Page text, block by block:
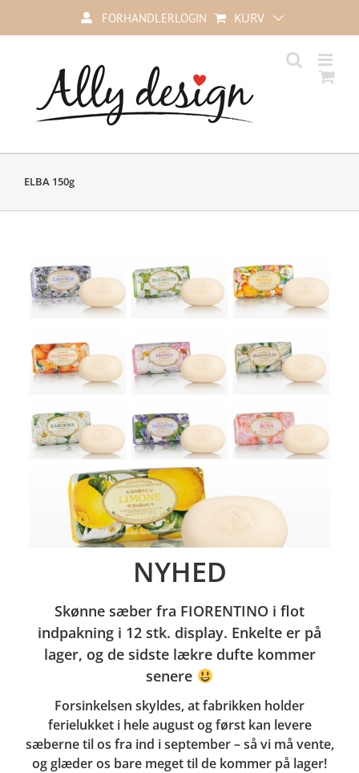
content
FORHANDLERLOGIN KURV
ELBA 150g
NYHED
Skønne sæber fra FIORENTINO i flot
indpakning i 12 stk. display. Enkelte er på
lager, og de sidste lækre dufte kommer
senere
Forsinkelsen skyldes, at fabrikken holder
ferielukket i hele august og først kan levere
sæberne til os fra ind i september – så vi må vente,
og glæder os bare meget til de kommer på lager!